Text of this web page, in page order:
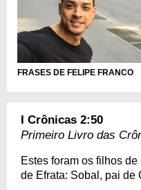
FRASES DE FELIPE FRANCO
I Crônicas 2:50
Primeiro Livro das
Estes foram os filhos
de Efrata: Sobal, pai de